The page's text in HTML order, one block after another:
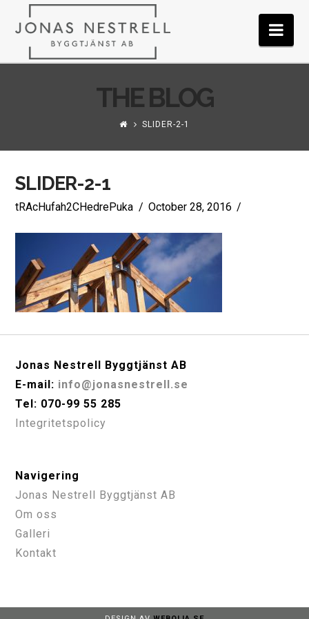
JONAS
NESTRELL
BYGGTJÄNST
AB
THE BLOG
SLIDER-2-1
SLIDER-2-1
tRAcHufah2CHedrePuka October 28, 2016
Jonas Nestrell Byggtjänst AB
E-mail: info@jonasnestrell.se
Tel: 070-99 55 285
Integritetspolicy
Navigering
Jonas Nestrell Byggtjänst AB
Om oss
Galleri
Kontakt